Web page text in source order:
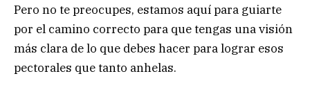
Pero no te preocupes, estamos aquí para guiarte
por el camino correcto para que tengas una visión
más clara de lo que debes hacer para lograr esos
pectorales que tanto anhelas.